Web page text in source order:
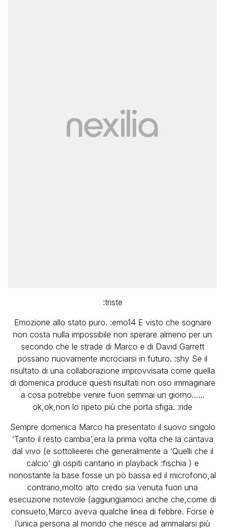
:triste
Emozione allo stato puro. :emo14 E visto che sognare
non costa nulla impossibile non sperare almeno per un
secondo che le strade di Marco e di David Garrett
possano nuovamente incrociarsi in futuro. :shy Se il
risultato di una collaborazione improvvisata come quella
di domenica produce questi risultati non oso immaginare
a cosa potrebbe venire fuori semmai un giorno……
ok,ok,non lo ripeto più che porta sfiga. :ride
Sempre domenica Marco ha presentato il suovo singolo
‘Tanto il resto cambia’,era la prima volta che la cantava
dal vivo (e sottolieerei che generalmente a ‘Quelli che il
calcio’ gli ospiti cantano in playback :fischia ) e
nonostante la base fosse un pò bassa ed il microfono,al
contrario,molto alto credo sia venuta fuori una
esecuzione notevole (aggiungiamoci anche che,come di
consueto,Marco aveva qualche linea di febbre. Forse è
l’unica persona al mondo che riesce ad ammalarsi più